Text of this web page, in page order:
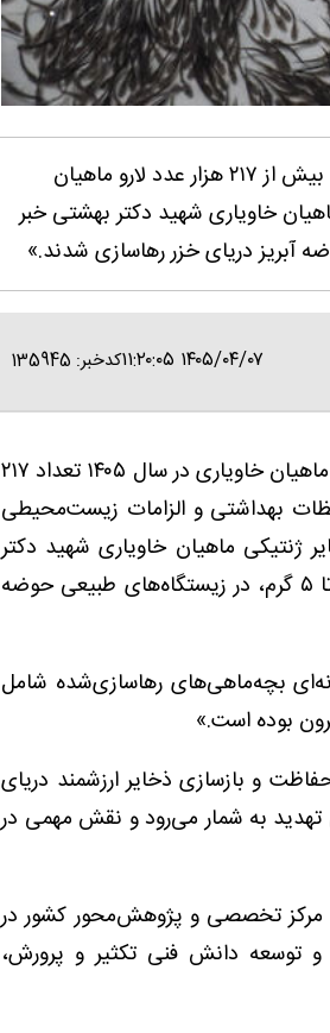
تهران- ایانا- سرپرست انستیتو تحقیقات بین‌المللی ماهیان خاویاری از تولید بیش از ۲۱۷ هزار عدد لارو ماهیان
خاویاری شهید دکتر بهشتی خبر
۱۴۰۵/۰۴/۰۷ ۱۱:۲۰:۰۵ کدخبر: 135945
در گفت‌وگو با ایانا اظهار کرد: «انستیتو تحقیقات بین‌المللی ماهیان خاویاری در سال ۱۴۰۵ تعداد ۲۱۷
ملاحظات بهداشتی و الزامات زیست‌محیطی
ژنتیکی ماهیان خاویاری شهید دکتر
بهشتی تحویل داد. این لاروها پس از پرورش به بچه‌ماهی‌هایی با وزن ۱ تا ۵ گرم، در زیستگاه‌های طبیعی حوضه
بچه‌ماهی‌های رهاسازی‌شده شامل
و بازسازی ذخایر ارزشمند دریای
تهدید به شمار می‌رود و نقش مهمی در
مرکز تخصصی و پژوهش‌محور کشور در
توسعه دانش فنی تکثیر و پرورش،